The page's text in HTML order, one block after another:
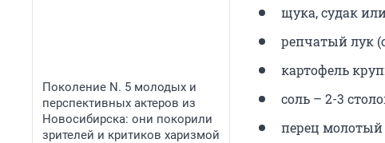
Поколение N. 5 молодых и
перспективных актеров из
Новосибирска: они покорили
зрителей и критиков харизмой
щука, судак
репчатый лук
картофель
соль – 2-3
перец молотый